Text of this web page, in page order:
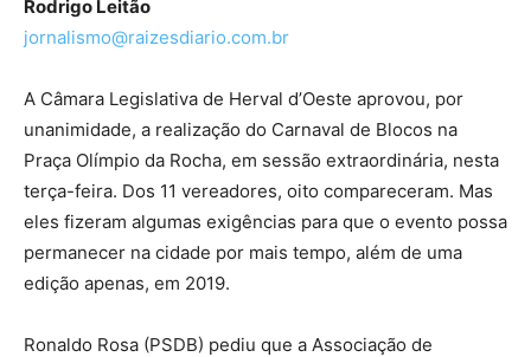
Rodrigo Leitão
jornalismo@raizesdiario.com.br
A Câmara Legislativa de Herval d’Oeste aprovou, por
unanimidade, a realização do Carnaval de Blocos na
Praça Olímpio da Rocha, em sessão extraordinária, nesta
terça-feira. Dos 11 vereadores, oito compareceram. Mas
eles fizeram algumas exigências para que o evento possa
permanecer na cidade por mais tempo, além de uma
edição apenas, em 2019.
Ronaldo Rosa (PSDB) pediu que a Associação de